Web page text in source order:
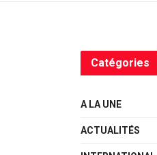
Catégories
A LA UNE
ACTUALITÉS